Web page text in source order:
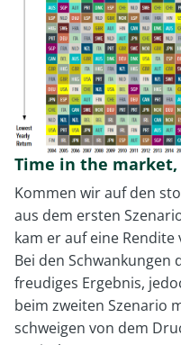
Time in the
Kommen wir auf den
aus dem ersten
kam er auf eine Rendite
Bei den Schwankungen
freudiges Ergebnis,
beim zweiten Szenario
schweigen von dem